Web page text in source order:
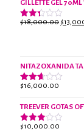
GILLETTE GEL
Valorado
$18,000.00 El
$
NITAZOXANIDA
Valorado
2.61
de 5
$16,000.00
TREEVER GOTAS
Valorado
$10,000.00